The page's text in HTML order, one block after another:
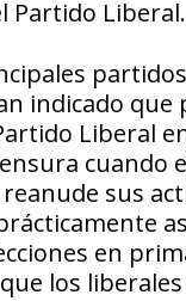
Partido Liberal.
indicado que
Liberal
cuando
sus
en
los